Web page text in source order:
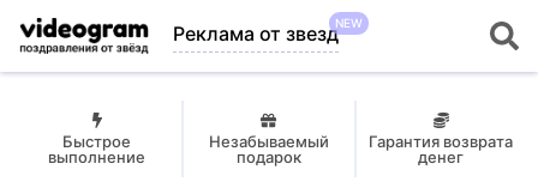
Реклама от звездNEW
Быстрое
выполнение
Незабываемый
подарок
Гарантия возврата
денег